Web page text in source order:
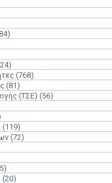
(768)
(81)
(ΤΣΕ) (56)
(119)
(72)
(20)